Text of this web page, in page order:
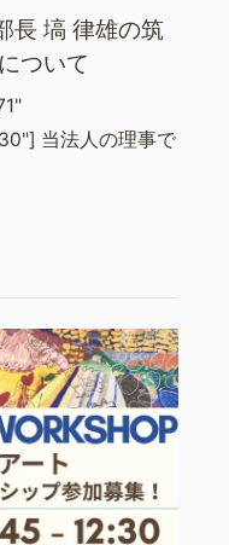
長 塙 律雄の筑
ついて
当法人の理事で